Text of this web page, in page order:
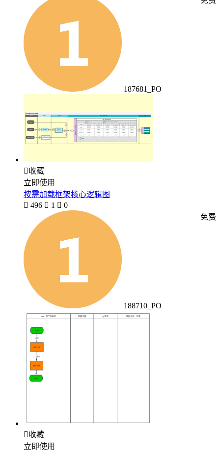
187681_PO
收藏
立即使用
按需加载框架核心逻辑图
 496  1  0
188710_PO
免费
收藏
立即使用